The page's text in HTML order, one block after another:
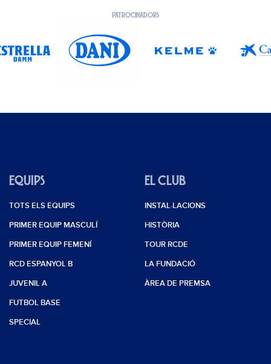
PATROCINADORS
EQUIPS
TOTS ELS EQUIPS
PRIMER EQUIP MASCULÍ
PRIMER EQUIP FEMENÍ
RCD ESPANYOL B
JUVENIL A
FUTBOL BASE
SPECIAL
EL CLUB
INSTAL·LACIONS
HISTÒRIA
TOUR RCDE
LA FUNDACIÓ
ÀREA DE PREMSA